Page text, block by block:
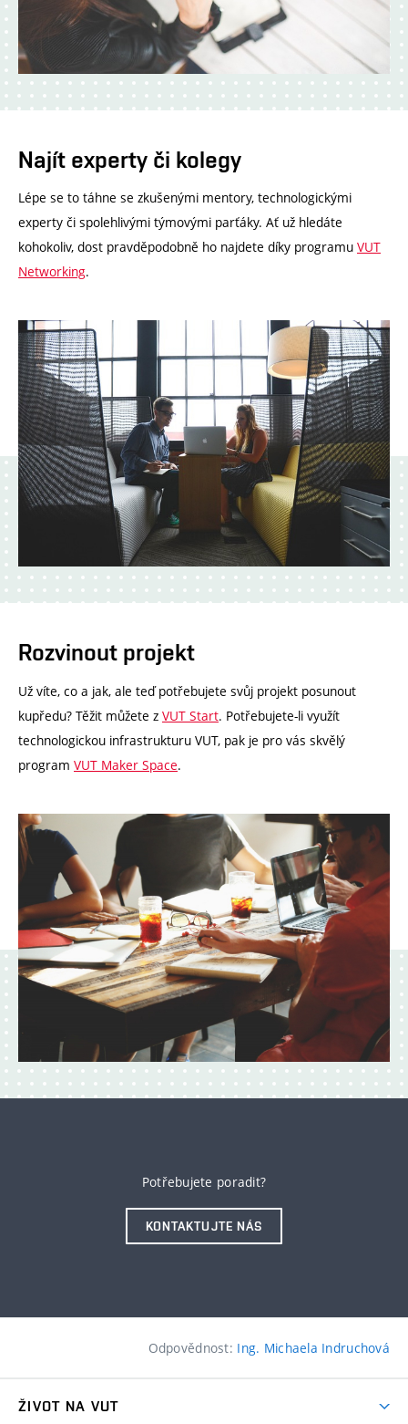
Najít experty či kolegy
Lépe se to táhne se zkušenými mentory, technologickými
experty či spolehlivými týmovými parťáky. Ať už hledáte
kohokoliv, dost pravděpodobně ho najdete díky programu VUT
Networking.
Rozvinout projekt
Už víte, co a jak, ale teď potřebujete svůj projekt posunout
kupředu? Těžit můžete z VUT Start. Potřebujete-li využít
technologickou infrastrukturu VUT, pak je pro vás skvělý
program VUT Maker Space.
Potřebujete poradit?
KONTAKTUJTE NÁS
Odpovědnost: Ing. Michaela Indruchová
ŽIVOT NA VUT